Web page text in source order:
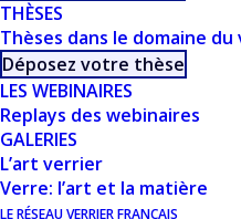
THÈSES
Thèses dans le domaine du
Déposez votre thèse
LES WEBINAIRES
Replays des webinaires
GALERIES
L’art verrier
Verre: l’art et la matière
LE RÉSEAU VERRIER FRANÇAIS
P.